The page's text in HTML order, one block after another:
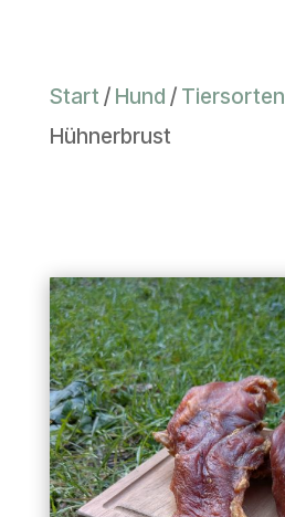
Start / Hund / Tiersorten
Hühnerbrust